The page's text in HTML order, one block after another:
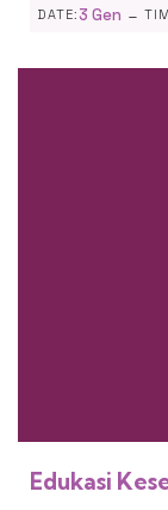
DATE:3 Gen -
Edukasi